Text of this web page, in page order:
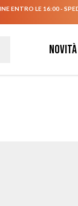
ENTRO LE 16:00 -
Novità